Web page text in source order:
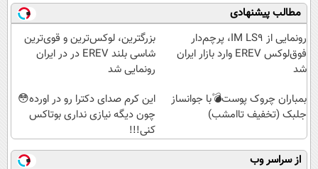
مطالب پیشنهادی
رونمایی از IM LS9، پرچم‌دار
فوق‌لوکس EREV وارد بازار ایران
شد
بزرگترین، لوکس‌ترین و قوی‌ترین
شاسی بلند EREV در در ایران
رونمایی شد
بمباران چروک پوست💣با جوانساز
جلبک (تخفیف تاامشب)
این کرم صدای دکترا رو در اورده😳
چون دیگه نیازی نداری بوتاکس
کنی!!!
از سراسر وب